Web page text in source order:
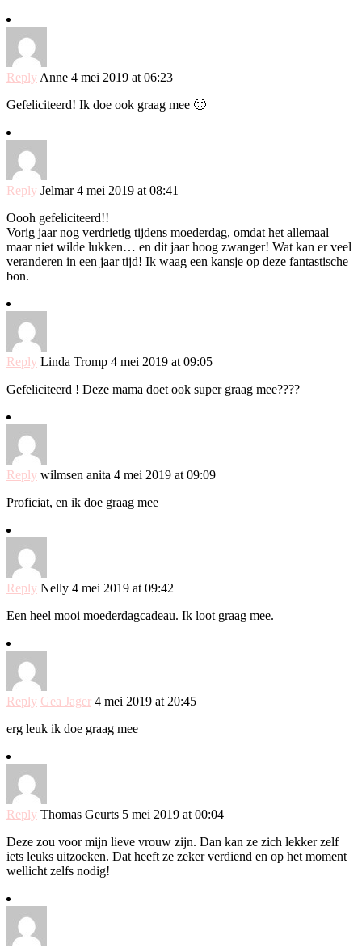
Reply Anne 4 mei 2019 at 06:23
Gefeliciteerd! Ik doe ook graag mee 🙂
Reply Jelmar 4 mei 2019 at 08:41
Oooh gefeliciteerd!!
Vorig jaar nog verdrietig tijdens moederdag, omdat het allemaal
maar niet wilde lukken… en dit jaar hoog zwanger! Wat kan er veel
veranderen in een jaar tijd! Ik waag een kansje op deze fantastische
bon.
Reply Linda Tromp 4 mei 2019 at 09:05
Gefeliciteerd ! Deze mama doet ook super graag mee????
Reply wilmsen anita 4 mei 2019 at 09:09
Proficiat, en ik doe graag mee
Reply Nelly 4 mei 2019 at 09:42
Een heel mooi moederdagcadeau. Ik loot graag mee.
Reply Gea Jager 4 mei 2019 at 20:45
erg leuk ik doe graag mee
Reply Thomas Geurts 5 mei 2019 at 00:04
Deze zou voor mijn lieve vrouw zijn. Dan kan ze zich lekker zelf
iets leuks uitzoeken. Dat heeft ze zeker verdiend en op het moment
wellicht zelfs nodig!